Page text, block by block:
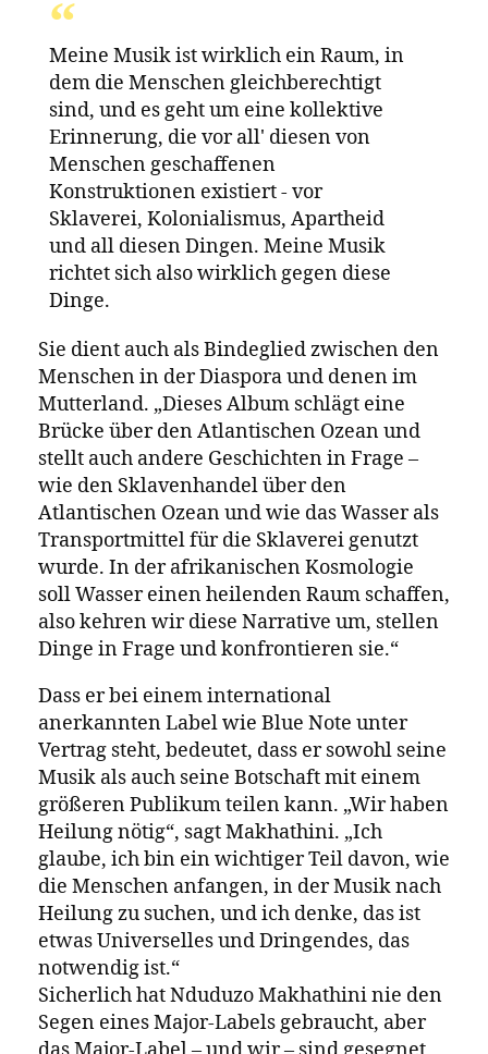
Als praktizierender Sangoma (traditioneller
Heiler) entdeckte Makhathini seine Gabe im
Alter von 13 Jahren, akzeptierte sie aber erst
ein Jahrzehnt später, da sie mit seiner
kirchlichen Erziehung in Konflikt geriet.
„Wenn man einen christlichen Hintergrund
hat, muss man etwas über diese Art von
religiösem Konflikt zwischen den
vorkolonialen Vorstellungen und den
Vorstellungen der Kolonialzeit sagen, und
wie viel davon in unser System eingeflossen
ist. Und wie die Musik ein Raum war, um
die Identität neu zu verhandeln“, sagt er. Als
er erkannte, dass dies ein wichtiges
Geschenk war, das er berücksichtigen
musste, nahm er sein drittes Album
Listening to the Groundauf.
Auf diesem Album hinterfrage ich die
Vorstellung von Gott im Himmel im
Gegensatz zu der Idee unserer
Vorfahren und dieser ständigen
zollen; die Vorstellung von einem Gott,
der in der Unterwelt und nicht im
Himmel ist, und wie diese Vorstellung
uns hilft, uns in Bezug auf unser
Konstrukt eines Gottes als
afrikanisches Volk zu befreien.
Makhathini führt diese Gedanken und
Ideen auf seinem Blue Note-Debütalbum
weiter, dasModes of Communication: Letters
from the Underworld
erscheinen soll.